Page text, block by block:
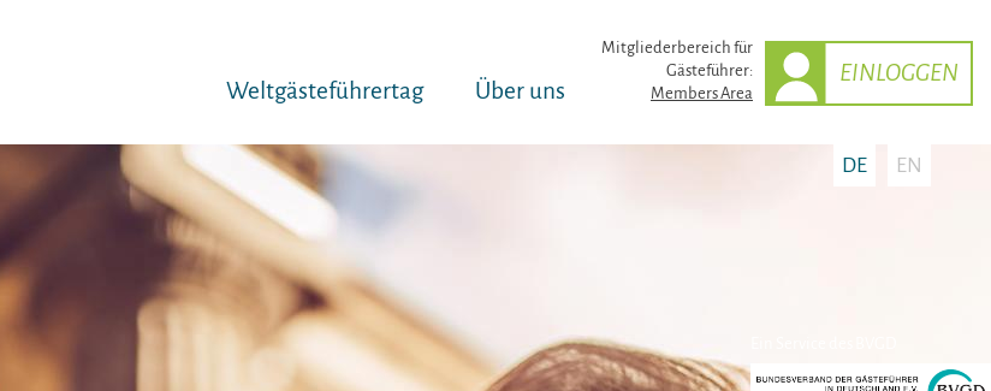
Weltgäst­eführertag Über uns
Mitglieder­bereich für
Gästeführer:
Members Area
EINLOGGEN
DE EN